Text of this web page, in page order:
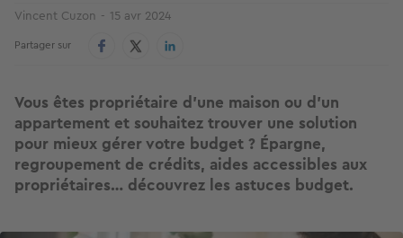
Vincent Cuzon 15 avr 2024
Partager sur
Vous êtes propriétaire d’une maison ou d’un
appartement et souhaitez trouver une solution
pour mieux gérer votre budget ? Épargne,
regroupement de crédits, aides accessibles aux
propriétaires… découvrez les astuces budget.